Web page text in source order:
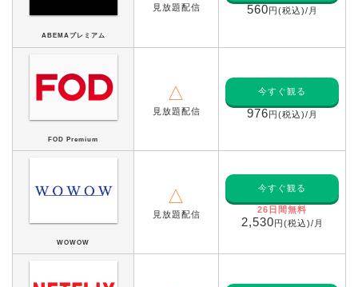
ABEMAプレミアム
見放題配信 560円(税込)/月
FOD Premium
△
見放題配信
今すぐ観る
976円(税込)/月
WOWOW
△
見放題配信
今すぐ観る
26 日間無料
2,530円(税込)/月